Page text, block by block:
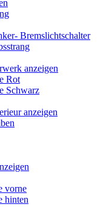
Bremslichtschalter
anzeigen
Rot
Schwarz
anzeigen
vorne
hinten